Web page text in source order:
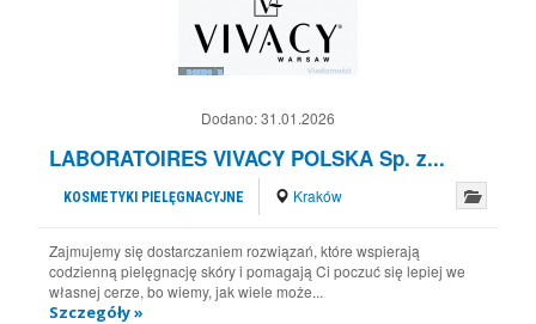
Dodano:31.01.2026
LABORATOIRES VIVACY POLSKA Sp. z...
KOSMETYKI PIELĘGNACYJNE Kraków
Zajmujemy się dostarczaniem rozwiązań, które wspierają
codzienną pielęgnację skóry i pomagają Ci poczuć się lepiej we
własnej cerze, bo wiemy, jak wiele może...
Szczegóły »